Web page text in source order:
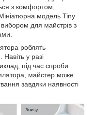
з комфортом,
модель Tiny
для майстрів з
роблять
у разі
під час спроби
майстер може
завдяки наявності